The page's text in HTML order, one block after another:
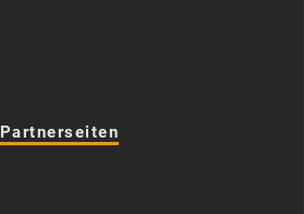
Partnerseiten